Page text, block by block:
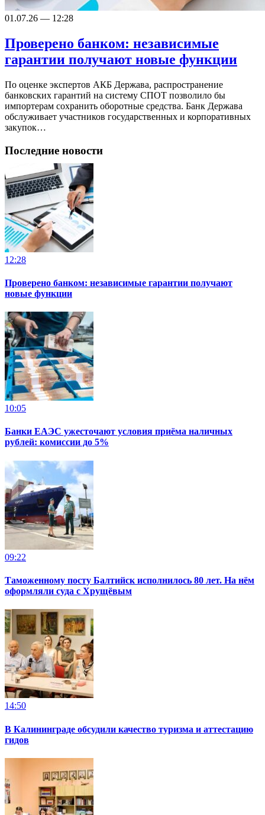
01.07.26 — 12:28
Проверено банком: независимые
гарантии получают новые функции
По оценке экспертов АКБ Держава, распространение
банковских гарантий на систему СПОТ позволило бы
импортерам сохранить оборотные средства. Банк Держава
обслуживает участников государственных и корпоративных
закупок…
Последние новости
12:28
Проверено банком: независимые гарантии получают
новые функции
10:05
Банки ЕАЭС ужесточают условия приёма наличных
рублей: комиссии до 5%
09:22
Таможенному посту Балтийск исполнилось 80 лет. На нём
оформляли суда с Хрущёвым
14:50
В Калининграде обсудили качество туризма и аттестацию
гидов